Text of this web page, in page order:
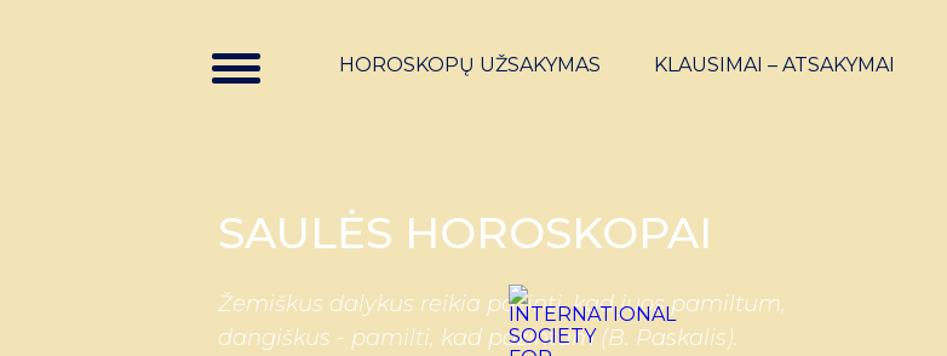
HOROSKOPŲ UŽSAKYMAS KLAUSIMAI – ATSAKYMAI
SAULĖS HOROSKOPAI
Žemiškus dalykus reikia pažinti, kad juos pamiltum,
dangiškus - pamilti, kad pažintum (B. Paskalis).